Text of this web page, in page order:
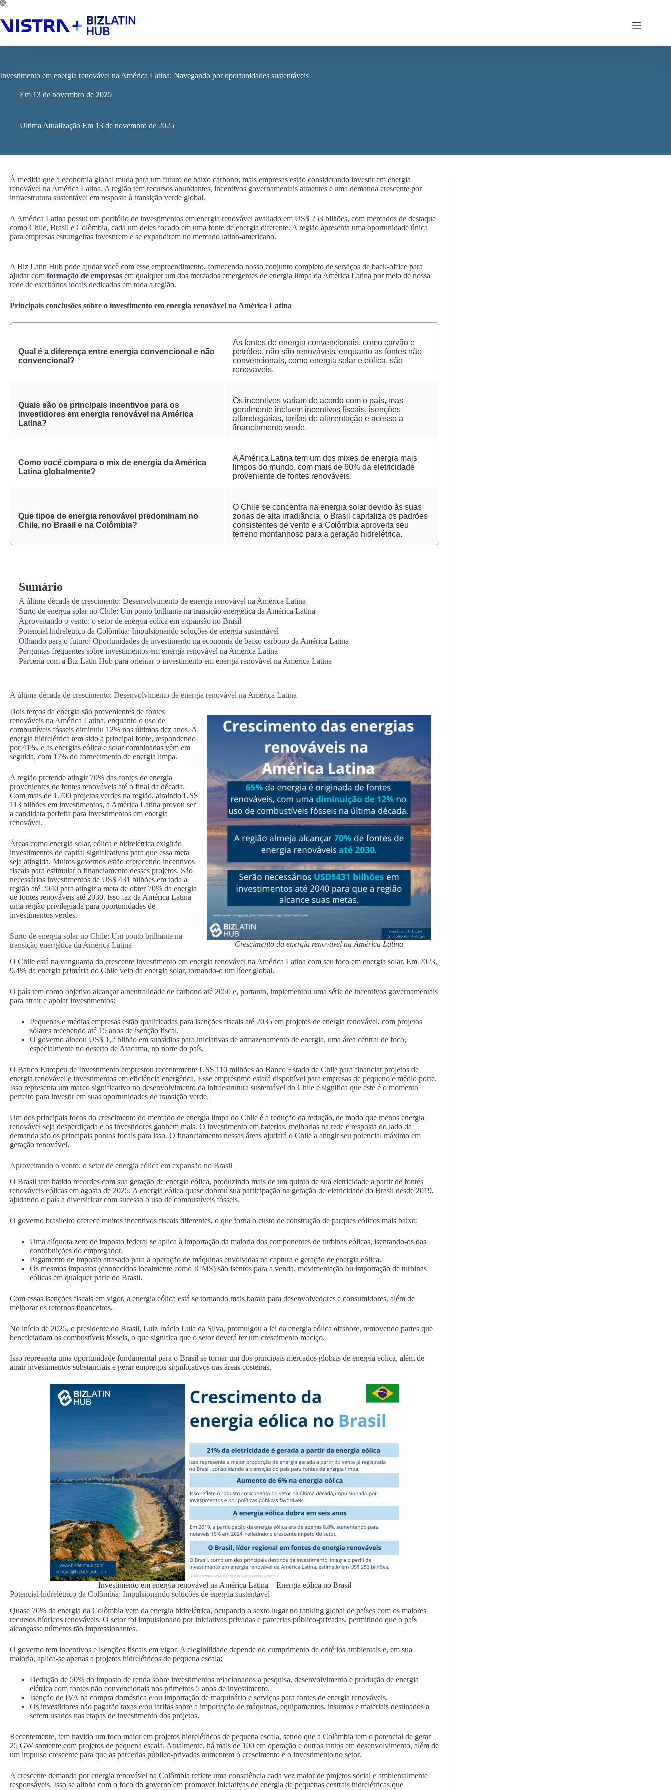
Pular
o
conteúdo
Investimento em energia renovável na América Latina: Navegando por oportunidades sustentáveis
Em 13 de novembro de 2025
Última Atualização Em 13 de novembro de 2025
À medida que a economia global muda para um futuro de baixo carbono, mais empresas estão considerando investir em energia
renovável na América Latina. A região tem recursos abundantes, incentivos governamentais atraentes e uma demanda crescente por
infraestrutura sustentável em resposta à transição verde global.
A América Latina possui um portfólio de investimentos em energia renovável avaliado em US$ 253 bilhões, com mercados de destaque
como Chile, Brasil e Colômbia, cada um deles focado em uma fonte de energia diferente. A região apresenta uma oportunidade única
para empresas estrangeiras investirem e se expandirem no mercado latino-americano.
A Biz Latin Hub pode ajudar você com esse empreendimento, fornecendo nosso conjunto completo de serviços de back-office para
ajudar com formação de empresas em qualquer um dos mercados emergentes de energia limpa da América Latina por meio de nossa
rede de escritórios locais dedicados em toda a região.
Principais conclusões sobre o investimento em energia renovável na América Latina
Qual é a diferença entre energia convencional e não
convencional?
As fontes de energia convencionais, como carvão e
petróleo, não são renováveis, enquanto as fontes não
convencionais, como energia solar e eólica, são
renováveis.
Quais são os principais incentivos para os
investidores em energia renovável na América
Latina?
Os incentivos variam de acordo com o país, mas
geralmente incluem incentivos fiscais, isenções
alfandegárias, tarifas de alimentação e acesso a
financiamento verde.
Como você compara o mix de energia da América
Latina globalmente?
A América Latina tem um dos mixes de energia mais
limpos do mundo, com mais de 60% da eletricidade
proveniente de fontes renováveis.
Que tipos de energia renovável predominam no
Chile, no Brasil e na Colômbia?
O Chile se concentra na energia solar devido às suas
zonas de alta irradiância, o Brasil capitaliza os padrões
consistentes de vento e a Colômbia aproveita seu
terreno montanhoso para a geração hidrelétrica.
Sumário
A última década de crescimento: Desenvolvimento de energia renovável na América Latina
Surto de energia solar no Chile: Um ponto brilhante na transição energética da América Latina
Aproveitando o vento: o setor de energia eólica em expansão no Brasil
Potencial hidrelétrico da Colômbia: Impulsionando soluções de energia sustentável
Olhando para o futuro: Oportunidades de investimento na economia de baixo carbono da América Latina
Perguntas frequentes sobre investimentos em energia renovável na América Latina
Parceria com a Biz Latin Hub para orientar o investimento em energia renovável na América Latina
A última década de crescimento: Desenvolvimento de energia renovável na América Latina
Crescimento da energia renovável na América Latina
Dois terços da energia são provenientes de fontes
renováveis na América Latina, enquanto o uso de
combustíveis fósseis diminuiu 12% nos últimos dez anos. A
energia hidrelétrica tem sido a principal fonte, respondendo
por 41%, e as energias eólica e solar combinadas vêm em
seguida, com 17% do fornecimento de energia limpa.
A região pretende atingir 70% das fontes de energia
provenientes de fontes renováveis até o final da década.
Com mais de 1.700 projetos verdes na região, atraindo US$
113 bilhões em investimentos, a América Latina provou ser
a candidata perfeita para investimentos em energia
renovável.
Áreas como energia solar, eólica e hidrelétrica exigirão
investimentos de capital significativos para que essa meta
seja atingida. Muitos governos estão oferecendo incentivos
fiscais para estimular o financiamento desses projetos. São
necessários investimentos de US$ 431 bilhões em toda a
região até 2040 para atingir a meta de obter 70% da energia
de fontes renováveis até 2030. Isso faz da América Latina
uma região privilegiada para oportunidades de
investimentos verdes.
Surto de energia solar no Chile: Um ponto brilhante na
transição energética da América Latina
O Chile está na vanguarda do crescente investimento em energia renovável na América Latina com seu foco em energia solar. Em 2023,
9,4% da energia primária do Chile veio da energia solar, tornando-o um líder global.
O país tem como objetivo alcançar a neutralidade de carbono até 2050 e, portanto, implementou uma série de incentivos governamentais
para atrair e apoiar investimentos:
Pequenas e médias empresas estão qualificadas para isenções fiscais até 2035 em projetos de energia renovável, com projetos
solares recebendo até 15 anos de isenção fiscal.
O governo alocou US$ 1,2 bilhão em subsídios para iniciativas de armazenamento de energia, uma área central de foco,
especialmente no deserto de Atacama, no norte do país.
O Banco Europeu de Investimento emprestou recentemente US$ 110 milhões ao Banco Estado de Chile para financiar projetos de
energia renovável e investimentos em eficiência energética. Esse empréstimo estará disponível para empresas de pequeno e médio porte.
Isso representa um marco significativo no desenvolvimento da infraestrutura sustentável do Chile e significa que este é o momento
perfeito para investir em suas oportunidades de transição verde.
Um dos principais focos do crescimento do mercado de energia limpa do Chile é a redução da redução, de modo que menos energia
renovável seja desperdiçada e os investidores ganhem mais. O investimento em baterias, melhorias na rede e resposta do lado da
demanda são os principais pontos focais para isso. O financiamento nessas áreas ajudará o Chile a atingir seu potencial máximo em
geração renovável.
Aproveitando o vento: o setor de energia eólica em expansão no Brasil
O Brasil tem batido recordes com sua geração de energia eólica, produzindo mais de um quinto de sua eletricidade a partir de fontes
renováveis eólicas em agosto de 2025. A energia eólica quase dobrou sua participação na geração de eletricidade do Brasil desde 2019,
ajudando o país a diversificar com sucesso o uso de combustíveis fósseis.
O governo brasileiro oferece muitos incentivos fiscais diferentes, o que torna o custo de construção de parques eólicos mais baixo:
Uma alíquota zero de imposto federal se aplica à importação da maioria dos componentes de turbinas eólicas, isentando-os das
contribuições do empregador.
Pagamento de imposto atrasado para a operação de máquinas envolvidas na captura e geração de energia eólica.
Os mesmos impostos (conhecidos localmente como ICMS) são isentos para a venda, movimentação ou importação de turbinas
eólicas em qualquer parte do Brasil.
Com essas isenções fiscais em vigor, a energia eólica está se tornando mais barata para desenvolvedores e consumidores, além de
melhorar os retornos financeiros.
No início de 2025, o presidente do Brasil, Luiz Inácio Lula da Silva, promulgou a lei da energia eólica offshore, removendo partes que
beneficiariam os combustíveis fósseis, o que significa que o setor deverá ter um crescimento maciço.
Isso representa uma oportunidade fundamental para o Brasil se tornar um dos principais mercados globais de energia eólica, além de
atrair investimentos substanciais e gerar empregos significativos nas áreas costeiras.
Investimento em energia renovável na América Latina – Energia eólica no Brasil
Potencial hidrelétrico da Colômbia: Impulsionando soluções de energia sustentável
Quase 70% da energia da Colômbia vem da energia hidrelétrica, ocupando o sexto lugar no ranking global de países com os maiores
recursos hídricos renováveis. O setor foi impulsionado por iniciativas privadas e parcerias público-privadas, permitindo que o país
alcançasse números tão impressionantes.
O governo tem incentivos e isenções fiscais em vigor. A elegibilidade depende do cumprimento de critérios ambientais e, em sua
maioria, aplica-se apenas a projetos hidrelétricos de pequena escala:
Dedução de 50% do imposto de renda sobre investimentos relacionados a pesquisa, desenvolvimento e produção de energia
elétrica com fontes não convencionais nos primeiros 5 anos de investimento.
Isenção de IVA na compra doméstica e/ou importação de maquinário e serviços para fontes de energia renováveis.
Os investidores não pagarão taxas e/ou tarifas sobre a importação de máquinas, equipamentos, insumos e materiais destinados a
serem usados nas etapas de investimento dos projetos.
Recentemente, tem havido um foco maior em projetos hidrelétricos de pequena escala, sendo que a Colômbia tem o potencial de gerar
25 GW somente com projetos de pequena escala. Atualmente, há mais de 100 em operação e outros tantos em desenvolvimento, além de
um impulso crescente para que as parcerias público-privadas aumentem o crescimento e o investimento no setor.
A crescente demanda por energia renovável na Colômbia reflete uma consciência cada vez maior de projetos social e ambientalmente
responsáveis. Isso se alinha com o foco do governo em promover iniciativas de energia de pequenas centrais hidrelétricas que